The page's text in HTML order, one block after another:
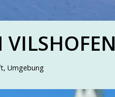
, Umgebung